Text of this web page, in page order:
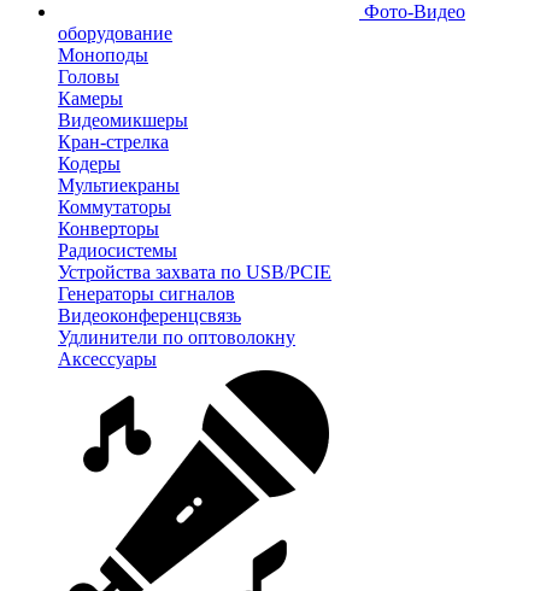
Фото-Видео
оборудование
Моноподы
Головы
Камеры
Видеомикшеры
Кран-стрелка
Кодеры
Мультиекраны
Коммутаторы
Конверторы
Радиосистемы
Устройства захвата по USB/PCIE
Генераторы сигналов
Видеоконференцсвязь
Удлинители по оптоволокну
Аксессуары